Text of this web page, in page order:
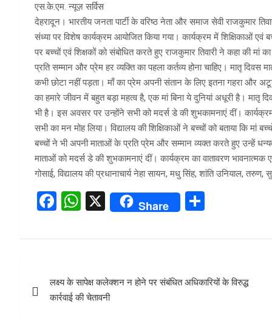
एस.के.एम. न्यूज़ सर्विस
देहरादून। भारतीय जनता पार्टी के वरिष्ठ नेता और समाज सेवी राजकुमार
संध्या पर विशेष कार्यक्रम आयोजित किया गया। कार्यक्रम में शिक्षिकाओं
पर बच्चों एवं शिक्षकों को संबोधित करते हुए राजकुमार तिवारी ने कहा की
प्रति सम्मान और प्रेम हर व्यक्ति का पहला कर्तव्य होना चाहिए। मातृ
कभी छोटा नहीं पड़ता। माँ का प्रेम अपनी संतान के लिए इतना गहरा और
का हमारे जीवन में बहुत बड़ा महत्व है, एक मां बिना ये दुनियां अधूरी है। मातृ
भी है। इस अवसर पर उन्होंने सभी को मदर्स डे की शुभकामनाएं दीं।
सभी का मन मोह लिया। विद्यालय की शिक्षिकाओं ने बच्चों को बताया कि
बच्चों ने भी अपनी माताओं के प्रति प्रेम और सम्मान व्यक्त करते हुए उन्हें
माताओं को मदर्स डे की शुभकामनाएं दीं। कार्यक्रम का वातावरण भावनात्मक
गोसाई, विद्यालय की प्रधानाचार्य नेहा सायन, मधु सिंह, शांति उनियाल, तरुण,
F
ce
o
o
W
at
A
p
X Share
ar
navigation
लक्ष्य के सापेक्ष कलेक्शन न होने पर संबंधित अधिकारियों के विरुद्ध
कार्रवाई की चेतावनी